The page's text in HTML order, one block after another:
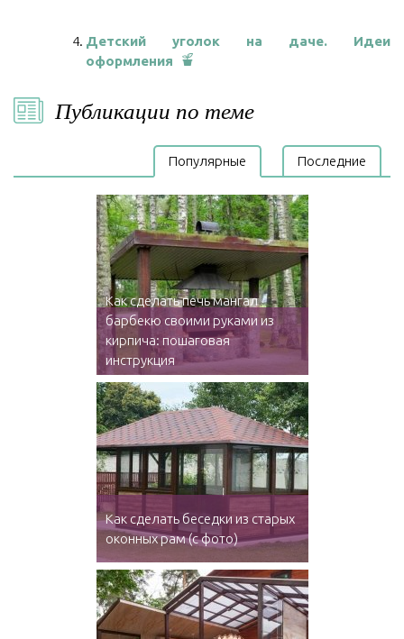
Детский уголок на даче. Идеи
оформления
Публикации по теме
Популярные Последние
Как сделать печь мангал
барбекю своими руками из
кирпича: пошаговая
инструкция
Как сделать беседки из старых
оконных рам (с фото)